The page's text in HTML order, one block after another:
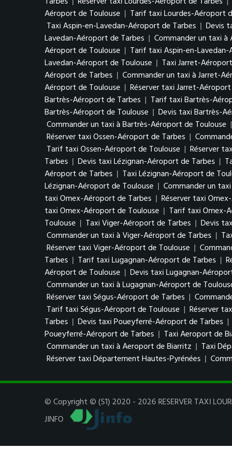
Aéroport de Toulouse | Tarif taxi Lourdes-Aéroport
Taxi Aspin-en-Lavedan-Aéroport de Tarbes | Devis
Lavedan-Aéroport de Tarbes | Commander un taxi
Aéroport de Toulouse | Tarif taxi Aspin-en-
Lavedan-Aéroport de Toulouse | Taxi Jarret-
Aéroport de Tarbes | Commander un taxi à Jarret-
Aéroport de Toulouse | Réserver taxi Jarret-
Bartrès-Aéroport de Tarbes | Tarif taxi Bartrès-
Bartrès-Aéroport de Toulouse | Devis taxi Bartrès-
Commander un taxi à Bartrès-Aéroport de Toulouse |
Réserver taxi Ossen-Aéroport de Tarbes |
Tarif taxi Ossen-Aéroport de Toulouse | Réserver
Tarbes | Devis taxi Lézignan-Aéroport de Tarbes |
Aéroport de Tarbes | Taxi Lézignan-Aéroport de
Lézignan-Aéroport de Toulouse | Commander un
taxi Omex-Aéroport de Tarbes | Réserver taxi
taxi Omex-Aéroport de Toulouse | Tarif taxi Omex-
Toulouse | Taxi Viger-Aéroport de Tarbes | Devis
Commander un taxi à Viger-Aéroport de Tarbes |
Réserver taxi Viger-Aéroport de Toulouse |
Tarbes | Tarif taxi Lugagnan-Aéroport de Tarbes |
Aéroport de Toulouse | Devis taxi Lugagnan-
Commander un taxi à Lugagnan-Aéroport de
Réserver taxi Ségus-Aéroport de Tarbes |
Tarif taxi Ségus-Aéroport de Toulouse | Réserver
Tarbes | Devis taxi Poueyferré-Aéroport de Tarbes |
Poueyferré-Aéroport de Tarbes | Taxi Aeroport de
Commander un taxi à Aeroport de Biarritz | Taxi
Réserver taxi Département Hautes-Pyrénées |
© Copyright © (S1) 2020 - 2026 RESERVER TAXI
JINFO